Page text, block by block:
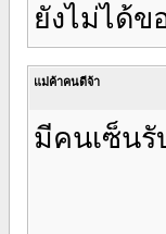
ยังไม่ได้ข
แม่ค้าคนดีจ้า
มีคนเซ็น